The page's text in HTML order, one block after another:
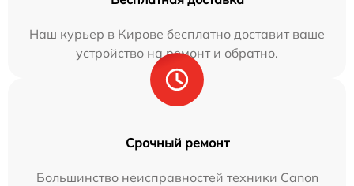
Наш курьер в Кирове бесплатно доставит ваше
устройство на ремонт и обратно.
Срочный ремонт
Большинство неисправностей техники Canon